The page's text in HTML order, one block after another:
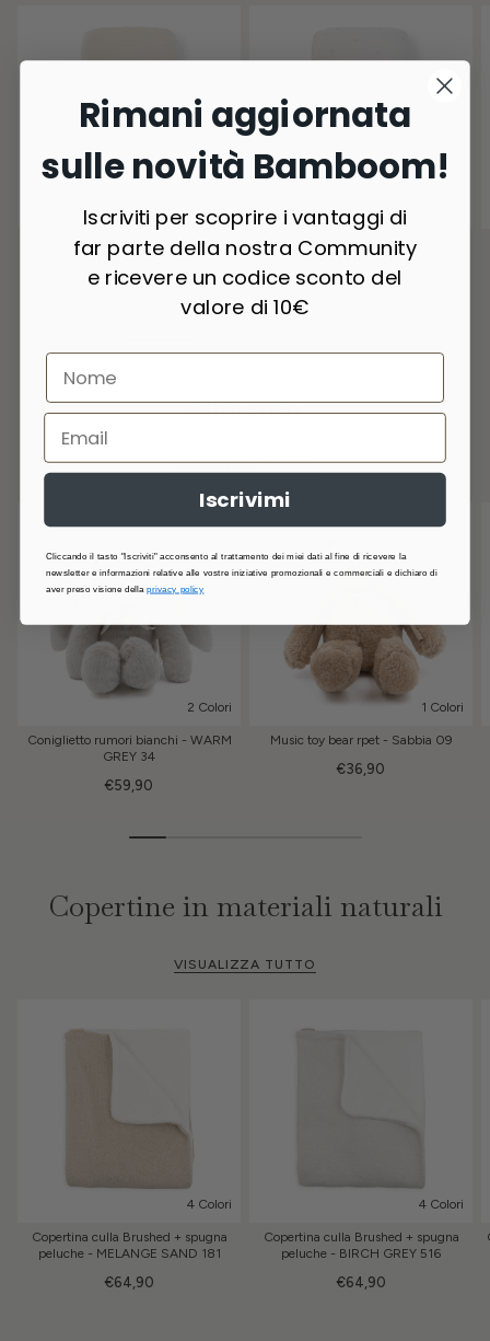
4 Colori
Lenzuolo con angoli lettino - 1 pz -
ALMOND 159
€24,90
Lenzuolo con angoli lettino - 1 pz -
ANIMAL FRIENDS 236
€24,90
Giochini
VISUALIZZA TUTTO
2 Colori
Coniglietto rumori bianchi - WARM
GREY 34
€59,90
1 Colori
Music toy bear rpet - Sabbia 09
€36,90
Copertine in materiali naturali
VISUALIZZA TUTTO
4 Colori
Copertina culla Brushed + spugna
peluche - MELANGE SAND 181
€64,90
4 Colori
Copertina culla Brushed + spugna
peluche - BIRCH GREY 516
€64,90
Rimani aggiornata
sulle novità Bamboom!
Iscriviti per scoprire i vantaggi di
far parte della nostra Community
e ricevere un codice sconto del
valore di 10€
Iscrivimi
Cliccando il tasto "Iscriviti" acconsento al trattamento dei miei dati al fine di ricevere la
newsletter e informazioni relative alle vostre iniziative promozionali e commerciali e dichiaro di
aver preso visione dellaprivacy policy